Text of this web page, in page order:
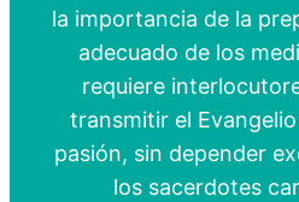
la importancia de la
adecuado de los
requiere
transmitir el Evangelio
pasión, sin depender
los sacerdotes